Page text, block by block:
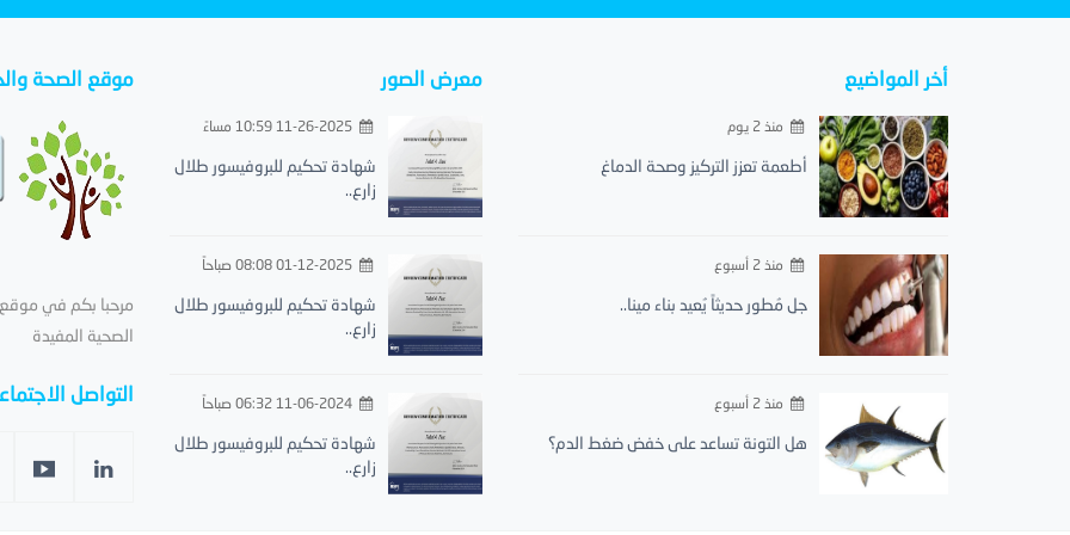
أخر المواضيع
منذ 2 يوم
أطعمة تعزز التركيز وصحة الدماغ
منذ 2 أسبوع
جل مُطور حديثاً يُعيد بناء مينا..
منذ 2 أسبوع
هل التونة تساعد على خفض ضغط الدم؟
معرض الصور
شهادة تحكيم للبروفيسور طلال
زارع..
شهادة تحكيم للبروفيسور طلال
زارع..
شهادة تحكيم للبروفيسور طلال
زارع..
موقع الصحة
مرحبا بكم في موقع
الصحية المفيدة
التواصل